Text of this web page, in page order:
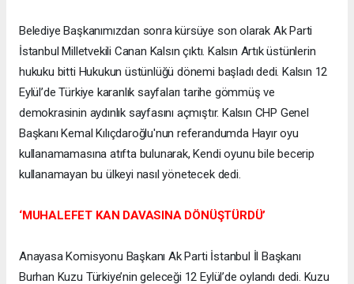
Belediye Başkanımızdan sonra kürsüye son olarak Ak Parti
İstanbul Milletvekili Canan Kalsın çıktı. Kalsın Artık üstünlerin
hukuku bitti Hukukun üstünlüğü dönemi başladı dedi. Kalsın 12
Eylül’de Türkiye karanlık sayfaları tarihe gömmüş ve
demokrasinin aydınlık sayfasını açmıştır. Kalsın CHP Genel
Başkanı Kemal Kılıçdaroğlu'nun referandumda Hayır oyu
kullanamamasına atıfta bulunarak, Kendi oyunu bile becerip
kullanamayan bu ülkeyi nasıl yönetecek dedi.
‘MUHALEFET KAN DAVASINA DÖNÜŞTÜRDÜ’
Anayasa Komisyonu Başkanı Ak Parti İstanbul İl Başkanı
Burhan Kuzu Türkiye’nin geleceği 12 Eylül’de oylandı dedi. Kuzu